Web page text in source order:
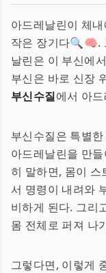
아드레날린이 체
작은 장기다🔍🧠.
날린은 이 부신에
부신은 바로 신장
부신수질에서 아
부신수질은 특별
아드레날린을 만
히 말하면, 몸이 스
서 명령이 내려와
비하게 된다. 그리
몸 전체로 퍼져 나
그렇다면, 이렇게